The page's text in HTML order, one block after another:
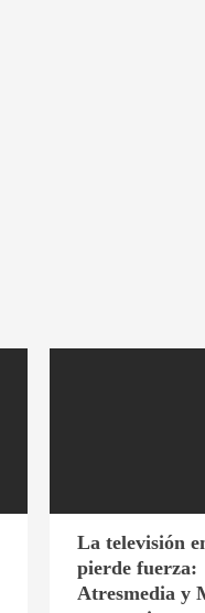
La televisión
pierde fuerza:
Atresmedia y